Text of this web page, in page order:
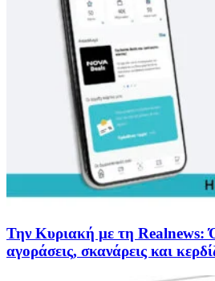
Την Κυριακή με τη Realnews:
αγοράσεις, σκανάρεις και